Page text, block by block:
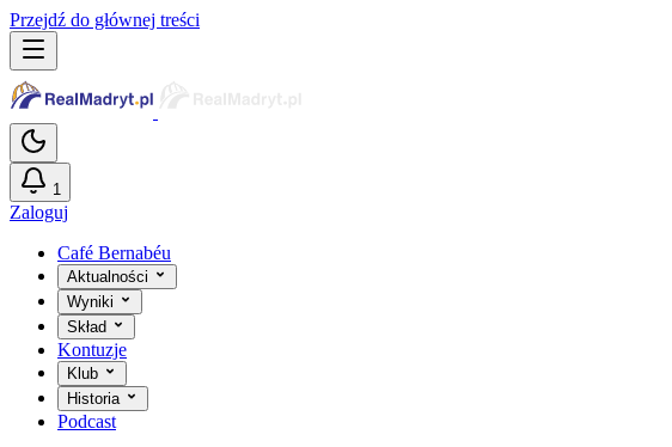
Przejdź do głównej treści
1
Zaloguj
Café Bernabéu
Aktualności
Wyniki
Skład
Kontuzje
Klub
Historia
Podcast